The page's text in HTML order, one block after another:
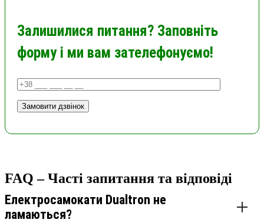
Залишилися питання? Заповніть
форму і ми вам зателефонуємо!
FAQ – Часті запитання та відповіді
Електросамокати Dualtron не
ламаються?